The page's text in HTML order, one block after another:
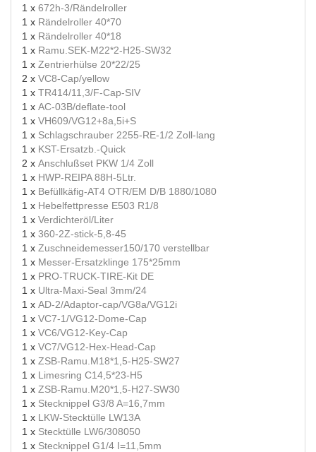
1 x 672h-3/Rändelroller
1 x Rändelroller 40*70
1 x Rändelroller 40*18
1 x Ramu.SEK-M22*2-H25-SW32
1 x Zentrierhülse 20*22/25
2 x VC8-Cap/yellow
1 x TR414/11,3/F-Cap-SIV
1 x AC-03B/deflate-tool
1 x VH609/VG12+8a,5i+S
1 x Schlagschrauber 2255-RE-1/2 Zoll-lang
1 x KST-Ersatzb.-Quick
2 x Anschlußset PKW 1/4 Zoll
1 x HWP-REIPA 88H-5Ltr.
1 x Befüllkäfig-AT4 OTR/EM D/B 1880/1080
1 x Hebelfettpresse E503 R1/8
1 x Verdichteröl/Liter
1 x 360-2Z-stick-5,8-45
1 x Zuschneidemesser150/170 verstellbar
1 x Messer-Ersatzklinge 175*25mm
1 x PRO-TRUCK-TIRE-Kit DE
1 x Ultra-Maxi-Seal 3mm/24
1 x AD-2/Adaptor-cap/VG8a/VG12i
1 x VC7-1/VG12-Dome-Cap
1 x VC6/VG12-Key-Cap
1 x VC7/VG12-Hex-Head-Cap
1 x ZSB-Ramu.M18*1,5-H25-SW27
1 x Limesring C14,5*23-H5
1 x ZSB-Ramu.M20*1,5-H27-SW30
1 x Stecknippel G3/8 A=16,7mm
1 x LKW-Stecktülle LW13A
1 x Stecktülle LW6/308050
1 x Stecknippel G1/4 I=11,5mm